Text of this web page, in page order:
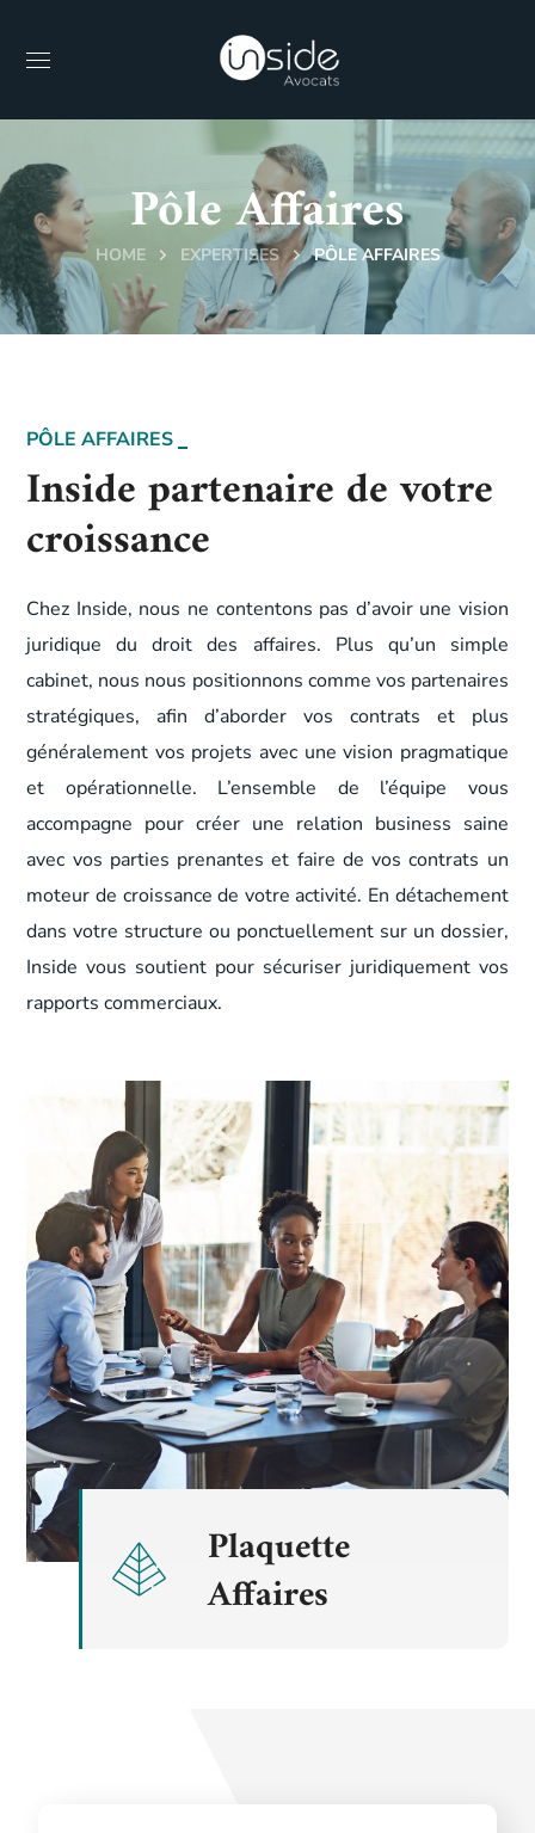
Pôle Affaires
HOME EXPERTISES PÔLE AFFAIRES
PÔLE AFFAIRES
Inside partenaire de votre
croissance
Chez Inside, nous ne contentons pas d’avoir une vision
juridique du droit des affaires. Plus qu’un simple
cabinet, nous nous positionnons comme vos partenaires
stratégiques, afin d’aborder vos contrats et plus
généralement vos projets avec une vision pragmatique
et opérationnelle. L’ensemble de l’équipe vous
accompagne pour créer une relation business saine
avec vos parties prenantes et faire de vos contrats un
moteur de croissance de votre activité. En détachement
dans votre structure ou ponctuellement sur un dossier,
Inside vous soutient pour sécuriser juridiquement vos
rapports commerciaux.
Plaquette
Affaires